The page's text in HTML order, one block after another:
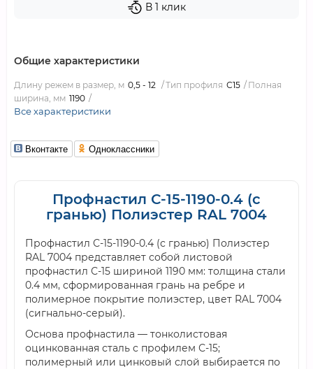
В 1 клик
Общие характеристики
Длину режем в размер, м 0,5 - 12 Тип профиля С15
Полная
ширина, мм 1190
Все характеристики
Вконтакте Одноклассники
Профнастил С-15-1190-0.4 (с
гранью) Полиэстер RAL 7004
Профнастил С-15-1190-0.4 (с гранью) Полиэстер
RAL 7004 представляет собой листовой
профнастил С-15 шириной 1190 мм: толщина стали
0.4 мм, сформированная грань на ребре и
полимерное покрытие полиэстер, цвет RAL 7004
(сигнально-серый).
Основа профнастила — тонколистовая
оцинкованная сталь с профилем С-15;
полимерный или цинковый слой выбирается по